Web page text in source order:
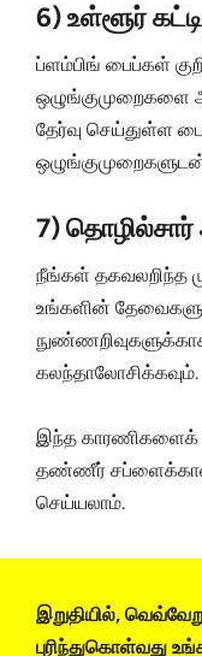
6) உள்ளூர்
ப்ளம்பிங் பைப்கள்
ஒழுங்குமுறைகளை
தேர்வு செய்துள்ள
7) தொழில்சார்
நீங்கள் தகவலறிந்த
உங்களின்
கலந்தாலோசிக்கவும்.
இந்த காரணிகளைக்
தண்ணீர் சப்ளைக்கான
செய்யலாம்.
இறுதியில்,
புரிந்துகொள்வது